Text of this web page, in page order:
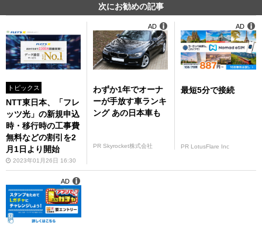
次にお勧めの記事
トピックス
NTT東日本、「フレ
ッツ光」の新規申込
時・移行時の工事費
無料などの割引を2
月1日より開始
2023年01月26日 16:30
わずか1年でオーナ
ーが手放す車ランキ
ング あの日本車も
PR Skyrocket株式会社
AD
最短5分で接続
PR LotusFlare Inc
AD
AD